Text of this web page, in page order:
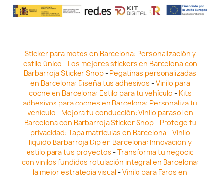
Sticker para motos en Barcelona: Personalización y
estilo único - Los mejores stickers en Barcelona con
Barbarroja Sticker Shop- Pegatinas personalizadas
en Barcelona: Diseña tus adhesivos -Vinilo para
coche en Barcelona: Estilo para tu vehículo - Kits
adhesivos para coches en Barcelona: Personaliza tu
vehículo - Mejora tu conducción: Vinilo parasol en
Barcelona con Barbarroja Sticker Shop- Protege tu
privacidad: Tapa matrículas en Barcelona-Vinilo
líquido Barbarroja Dip en Barcelona: Innovación y
estilo para tus proyectos -Transforma tu negocio
con vinilos fundidos rotulación integral en Barcelona:
la mejor estrategia visual -Vinilo para Faros en